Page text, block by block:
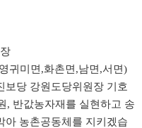
귀미면,화촌면,남면,서면)
보당 강원도당위원장 기호
, 반값농자재를 실현하고 송
아 농촌공동체를 지키겠습